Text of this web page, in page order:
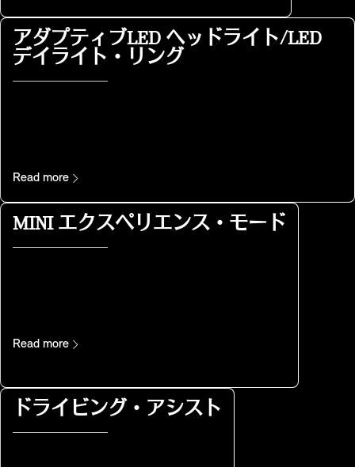
アダプティブLED ヘッドライト/LED
デイライト・リング
Read more
MINI エクスペリエンス・モード
Read more
ドライビング・アシスト